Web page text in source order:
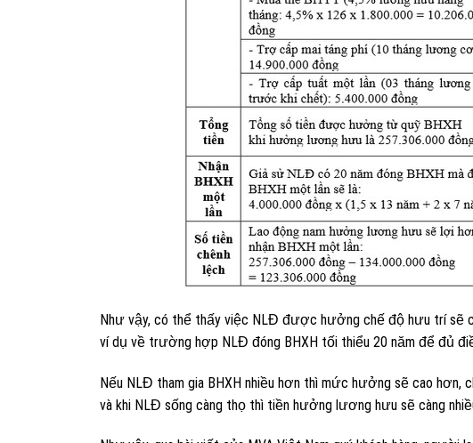
Như vậy, có thể thấy việc NLĐ được hưởng chế độ hưu trí sẽ
ví dụ về trường hợp NLĐ đóng BHXH tối thiểu 20 năm để đủ
Nếu NLĐ tham gia BHXH nhiều hơn thì mức hưởng sẽ cao
và khi NLĐ sống càng thọ thì tiền hưởng lương hưu sẽ càng